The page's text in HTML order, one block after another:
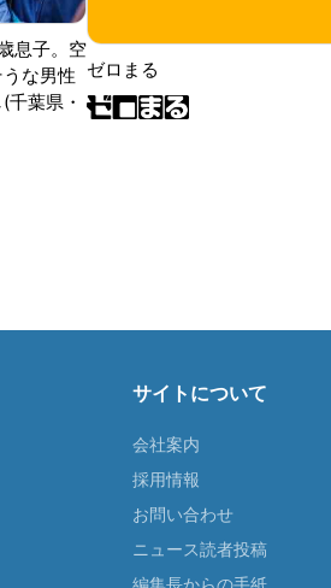
息子。空
な男性
葉県・
ゼロまる
サイトについて
会社案内
採用情報
お問い合わせ
ニュース読者投稿
編集長からの手紙